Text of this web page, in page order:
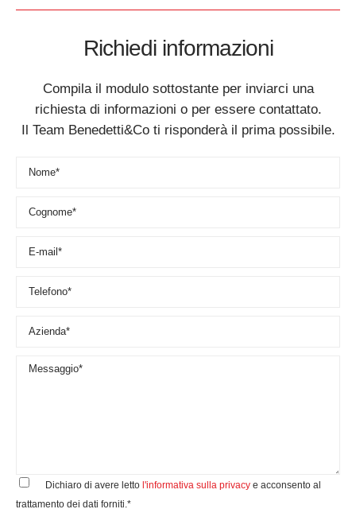
Richiedi informazioni
Compila il modulo sottostante per inviarci una
richiesta di informazioni o per essere contattato.
Il Team Benedetti&Co ti risponderà il prima possibile.
Dichiaro di avere letto l'informativa sulla privacye acconsento al
trattamento dei dati forniti.*